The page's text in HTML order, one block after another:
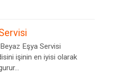
Eşya Servisi
işinin en iyisi olarak